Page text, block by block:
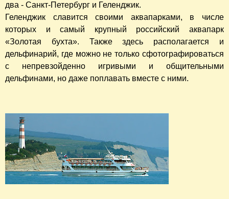
два - Санкт-Петербург и Геленджик.
Геленджик славится своими аквапарками, в числе
которых и самый крупный российский аквапарк
«Золотая бухта». Также здесь располагается и
дельфинарий, где можно не только сфотографироваться
с непревзойденно игривыми и общительными
дельфинами, но даже поплавать вместе с ними.